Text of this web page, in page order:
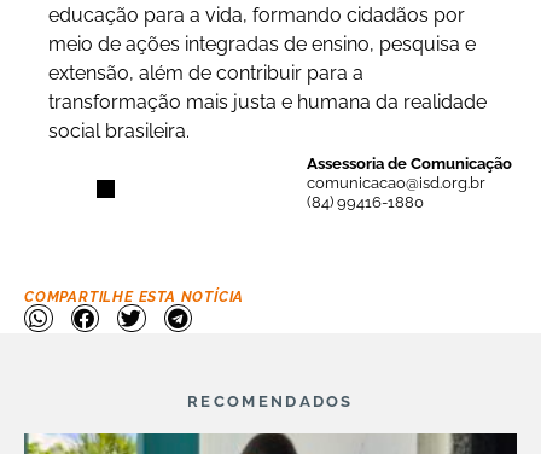
educação para a vida, formando cidadãos por
meio de ações integradas de ensino, pesquisa e
extensão, além de contribuir para a
transformação mais justa e humana da realidade
social brasileira.
Assessoria de Comunicação
comunicacao@isd.org.br
(84) 99416-1880
COMPARTILHE ESTA NOTÍCIA
RECOMENDADOS